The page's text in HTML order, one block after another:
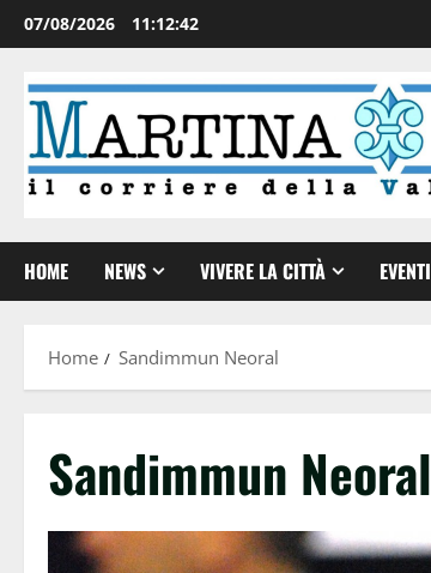
07/08/2026 11:12:43
HOME NEWS VIVERE LA CITTÀ EVENTI
Home Sandimmun Neoral
Sandimmun Neoral